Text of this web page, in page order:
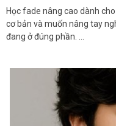
Học fade nâng cao dành
cơ bản và muốn nâng tay
đang ở đúng phần. …